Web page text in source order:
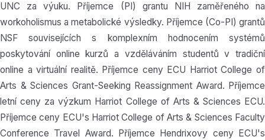
UNC za výuku. Příjemce (PI) grantu NIH zaměřeného na
workoholismus a metabolické výsledky. Příjemce (Co-PI) grantů
NSF souvisejících s komplexním hodnocením systémů
poskytování online kurzů a vzděláváním studentů v tradiční
online a virtuální realitě. Příjemce ceny ECU Harriot College of
Arts & Sciences Grant-Seeking Reassignment Award. Příjemce
letní ceny za výzkum Harriot College of Arts & Sciences ECU.
Příjemce ceny ECU's Harriot College of Arts & Sciences Faculty
Conference Travel Award. Příjemce Hendrixovy ceny ECU's